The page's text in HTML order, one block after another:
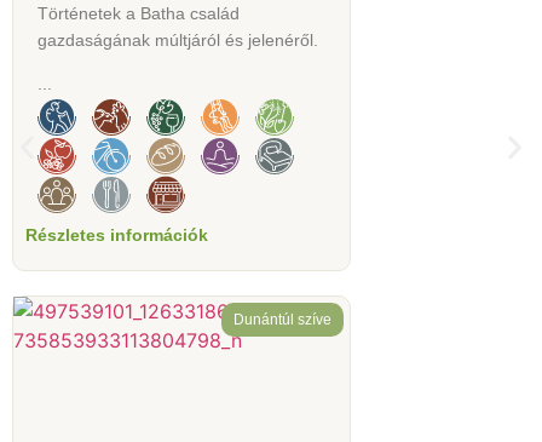
Történetek a Batha család
gazdaságának múltjáról és jelenéről.
...
Részletes információk
Dunántúl szíve